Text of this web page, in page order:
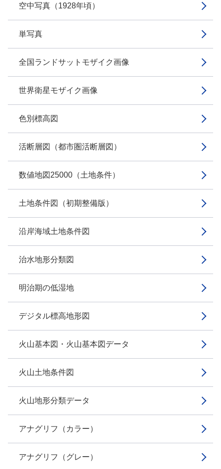
空中写真（1928年頃）
単写真
全国ランドサットモザイク画像
世界衛星モザイク画像
色別標高図
活断層図（都市圏活断層図）
数値地図25000（土地条件）
土地条件図（初期整備版）
沿岸海域土地条件図
治水地形分類図
明治期の低湿地
デジタル標高地形図
火山基本図・火山基本図データ
火山土地条件図
火山地形分類データ
アナグリフ（カラー）
アナグリフ（グレー）